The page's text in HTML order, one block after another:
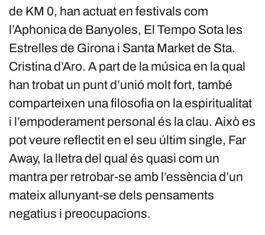
de KM 0, han actuat en festivals com
l’Aphonica de Banyoles, El Tempo Sota les
Estrelles de Girona i Santa Market de Sta.
Cristina d’Aro. A part de la música en la qual
han trobat un punt d’unió molt fort, també
comparteixen una filosofia on la espiritualitat
i l’empoderament personal és la clau. Això es
pot veure reflectit en el seu últim single, Far
Away, la lletra del qual és quasi com un
mantra per retrobar-se amb l’essència d’un
mateix allunyant-se dels pensaments
negatius i preocupacions.